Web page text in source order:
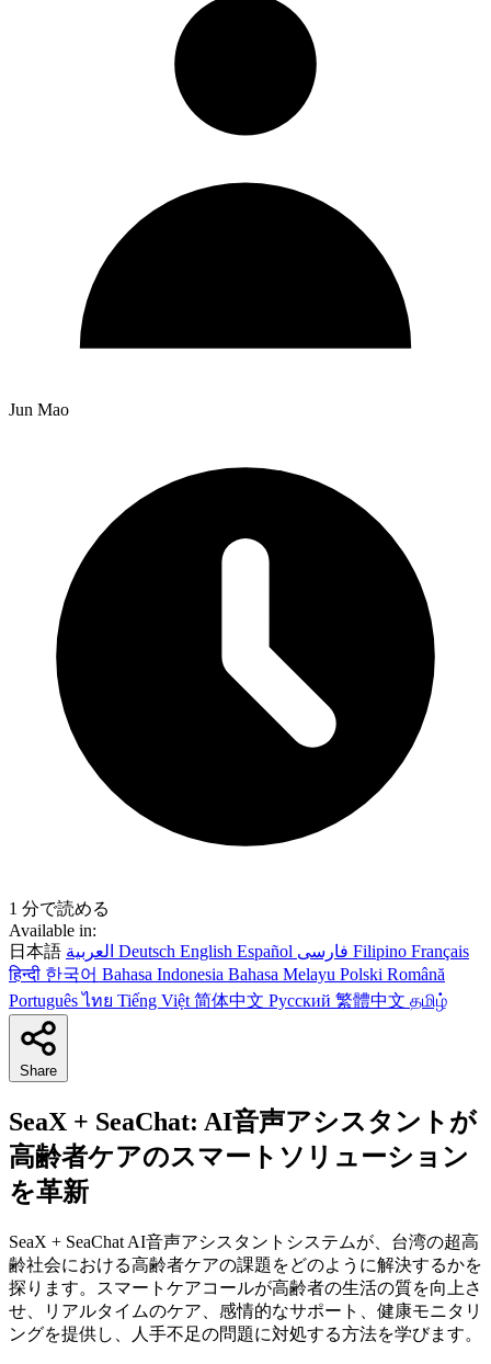
Jun Mao
1 分で読める
Available in:
日本語
Deutsch English Español Filipino Français
हिन्दी 한국어 Bahasa Indonesia Bahasa Melayu Polski Română
Portuguêsไทย Tiếng Việt 简体中文 Русский 繁體中文 தமிழ்
Share
SeaX + SeaChat: AI音声アシスタントが
高齢者ケアのスマートソリューション
を革新
SeaX + SeaChat AI音声アシスタントシステムが、台湾の超高
齢社会における高齢者ケアの課題をどのように解決するかを
探ります。スマートケアコールが高齢者の生活の質を向上さ
せ、リアルタイムのケア、感情的なサポート、健康モニタリ
ングを提供し、人手不足の問題に対処する方法を学びます。